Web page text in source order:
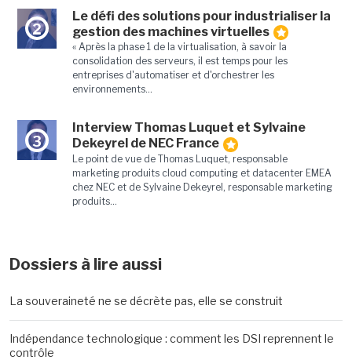
2
Le défi des solutions pour industrialiser la
gestion des machines virtuelles
« Après la phase 1 de la virtualisation, à savoir la
consolidation des serveurs, il est temps pour les
entreprises d'automatiser et d'orchestrer les
environnements...
3
Interview Thomas Luquet et Sylvaine
Dekeyrel de NEC France
Le point de vue de Thomas Luquet, responsable
marketing produits cloud computing et datacenter EMEA
chez NEC et de Sylvaine Dekeyrel, responsable marketing
produits...
Dossiers à lire aussi
La souveraineté ne se décrète pas, elle se construit
Indépendance technologique : comment les DSI reprennent le
contrôle